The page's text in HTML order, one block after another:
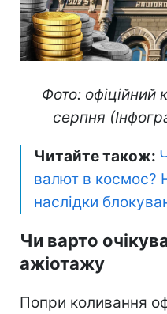
Фото:
серпня
Читайте також:
валют в космос?
наслідки
Чи варто
ажіотажу
Попри коливання